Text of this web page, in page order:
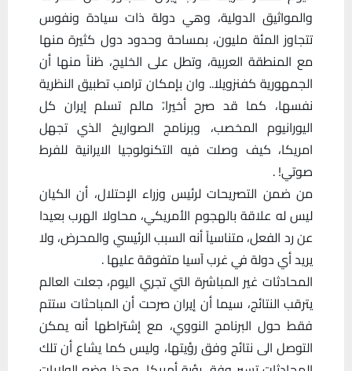
والمواثيق الدولية، وهي دولة ذات سيادة ونفوس
تتجاوز المئة مليون، بمساحة وحدود دول كثيرة منها
مع المنطقة العربية، وتطل على الخليج، ظناً منها أن
الجمهورية كفنزويلا.. وان بإمكان ترامب تطبيق النظرية
نفسها، كما قد صرح أخيرا،ً مالم تسلم إيران كل
اليورانيوم المخصب، وبرنامج الصواريخ الذي تجهل
امريكا، كيف وصلت فيه التكنولوجيا الايرانية للفرط
صوتي! .
من ضمن التصريحات لرئيس وزراء الإحتلال، أن الكيان
ليس له علاقة بالهجوم الأمريكي، محاولا الهرب بعيدا
عن رد الفعل، متناسياً أنه السبب الرئيسي والمحرض، ولا
يريد أي دولة في غرب آسيا متفوقة عليها .
المحادثات غير المباشرة التي تجري اليوم، جعلت العالم
يترقب النتائج، سيما أن إيران صرحت أن المباحثات ستتم
فقط حول البرنامج النووي، مع إشتراطها أنه يمكن
التوصل الى نتائج وفق رؤيتها، وليس كما يشاع أن تلك